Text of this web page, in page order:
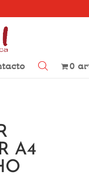
0
A4